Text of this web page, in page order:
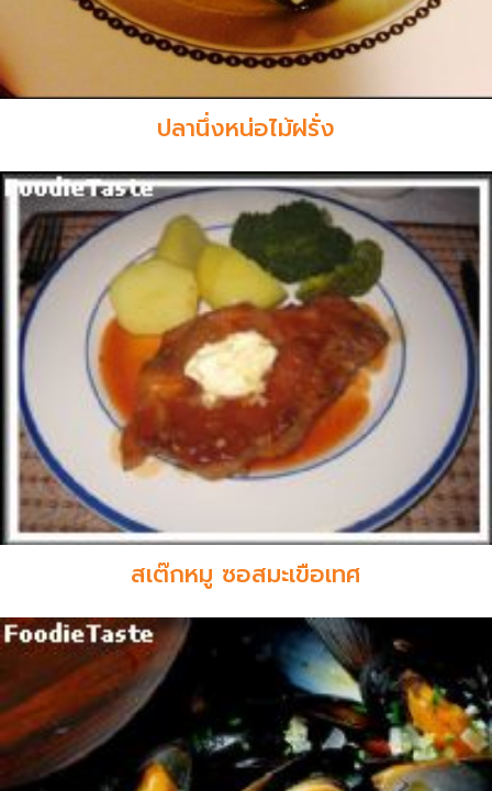
ปลานึ่งหน่อไม้ฝรั่ง
สเต๊กหมู ซอสมะเขือเทศ